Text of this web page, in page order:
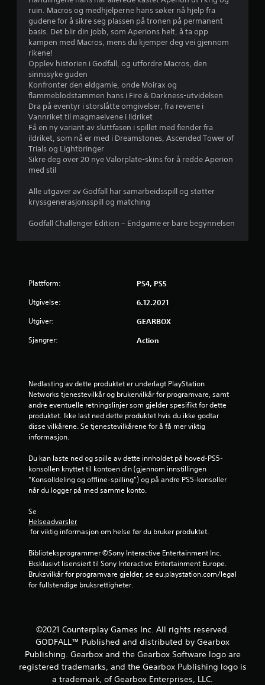
v
e
i
n
.
e
a
2
u
r
d
ruin. Macros og medhjelperne hans søker nå hjelp fra
gudene for å sikre seg plassen på tronen på permanent
basis. Det blir din jobb, som Aperions helt, å ta opp
kampen med Macros, mens du kjemper deg vei gjennom
rikene!
Opplev historien i Godfall, og utfordre Macros, den
sinnssyke guden
Konfronter den eldgamle, onde Moirax og
flammeblodstammen hans i Fire & Darkness-utvidelsen
Dra på eventyr i storslåtte omgivelser, fra revene i
Vannriket til magmaelvene i Ildriket
Få en ny variant av sluttfasen i spillet med fiender fra
ildriket, som nå er med i Dreamstones, Ascended Tower of
Trials og Lightbringer
Sikre deg over 20 nye Valorplate-skins for å redde Aperion
med stil
Alle utgaver av Godfall har samarbeidsspill og støtter
kryssgenerasjonsspill og matching
Godfall Challenger Edition – Endgame er bare begynnelsen
Plattform: PS4, PS5
Utgivelse: 6.12.2021
Utgiver: GEARBOX
Sjangrer: Action
Nedlasting av dette produktet er underlagt PlayStation
Networks tjenestevilkår og brukervilkår for programvare, samt
andre eventuelle retningslinjer som gjelder spesifikt for dette
produktet. Ikke last ned dette produktet hvis du ikke godtar
disse vilkårene. Se tjenestevilkårene for å få mer viktig
informasjon.
Du kan laste ned og spille av dette innholdet på hoved-PS5-
konsollen knyttet til kontoen din (gjennom innstillingen
"Konsolldeling og offline-spilling") og på andre PS5-konsoller
når du logger på med samme konto.
Se
Helseadvarsler
for viktig informasjon om helse før du bruker produktet.
Biblioteksprogrammer ©Sony Interactive Entertainment Inc.
Eksklusivt lisensiert til Sony Interactive Entertainment Europe.
Bruksvilkår for programvare gjelder, se eu.playstation.com/legal
for fullstendige bruksrettigheter.
©2021 Counterplay Games Inc. All rights reserved.
GODFALL™ Published and distributed by Gearbox
Publishing. Gearbox and the Gearbox Software logo are
registered trademarks, and the Gearbox Publishing logo is
a trademark, of Gearbox Enterprises, LLC.